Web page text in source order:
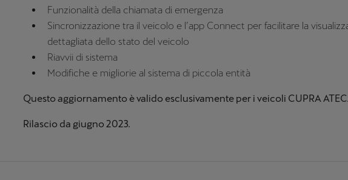
Funzionalità della chiamata di emergenza
Sincronizzazione tra il veicolo e l’app Connect per facilitare la
dettagliata dello stato del veicolo
Riavvii di sistema
Modifiche e migliorie al sistema di piccola entità
Questo aggiornamento è valido esclusivamente per i veicoli CUPRA
Rilascio da giugno 2023.